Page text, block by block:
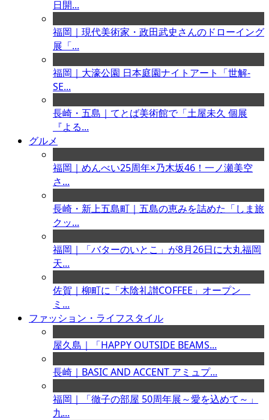
日開...
福岡｜現代美術家・政田武史さんのドローイング
展「...
福岡｜大濠公園 日本庭園ナイトアート「世解-
SE...
長崎・五島｜てとば美術館で「土屋未久 個展
『よる...
グルメ
福岡｜めんべい25周年×乃木坂46！一ノ瀬美空
さ...
長崎・新上五島町｜五島の恵みを詰めた「しま旅
クッ...
福岡｜「バターのいとこ」が8月26日に大丸福岡
天...
佐賀｜柳町に「木陰礼讃COFFEE」オープン
ミ...
ファッション・ライフスタイル
屋久島｜「HAPPY OUTSIDE BEAMS...
長崎｜BASIC AND ACCENT アミュプ...
福岡｜「徹子の部屋 50周年展～愛を込めて～」
九...